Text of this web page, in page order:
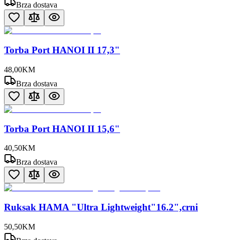
Brza dostava
Torba Port HANOI II 17,3"
48,00KM
Brza dostava
Torba Port HANOI II 15,6"
40,50KM
Brza dostava
Ruksak HAMA "Ultra Lightweight"16.2",crni
50,50KM